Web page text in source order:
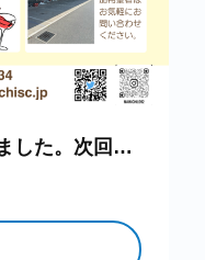
ご来場ありがとうございました。次回開催をお楽しみに！